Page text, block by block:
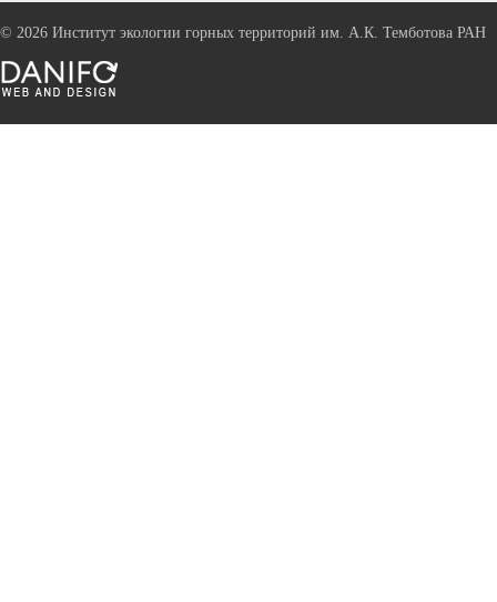
© 2026 Институт экологии горных территорий им. А.К. Темботова РАН